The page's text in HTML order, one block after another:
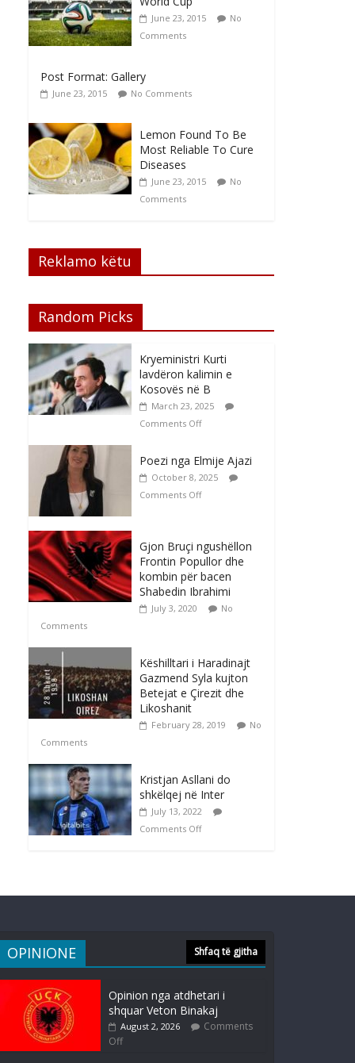
June 23, 2015
No
Comments
Post Format: Gallery
June 23, 2015 No Comments
Lemon Found To Be
Most Reliable To Cure
Diseases
June 23, 2015
No
Comments
Reklamo këtu
Random Picks
Kryeministri Kurti
lavdëron kalimin e
Kosovës në B
March 23, 2025
Comments Off
Poezi nga Elmije Ajazi
October 8, 2025
Comments Off
Gjon Bruçi ngushëllon
Frontin Popullor dhe
kombin për bacen
Shabedin Ibrahimi
July 3, 2020
No
Comments
Këshilltari i Haradinajt
Gazmend Syla kujton
Betejat e Çirezit dhe
Likoshanit
February 28, 2019
No
Comments
Kristjan Asllani do
shkëlqej në Inter
July 13, 2022
Comments Off
OPINIONE Shfaq të gjitha
Opinion nga atdhetari i
shquar Veton Binakaj
August 2, 2026
Comments
Off